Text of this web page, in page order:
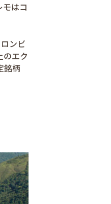
はコ
ンビ
のエク
銘柄